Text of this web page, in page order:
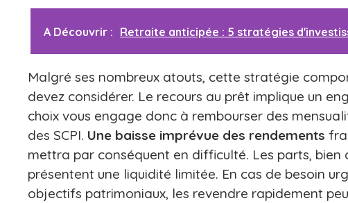
A Découvrir : Retraite anticipée : 5 stratégies
Malgré ses nombreux atouts, cette stratégie
devez considérer. Le recours au prêt implique un
choix vous engage donc à rembourser des
des SCPI. Une baisse imprévue des rendements
mettra par conséquent en difficulté. Les parts, bien
présentent une liquidité limitée. En cas de besoin
objectifs patrimoniaux, les revendre rapidement